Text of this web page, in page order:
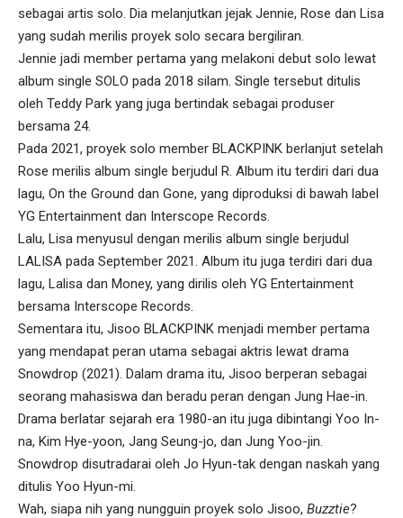
sebagai artis solo. Dia melanjutkan jejak Jennie, Rose dan Lisa
yang sudah merilis proyek solo secara bergiliran.
Jennie jadi member pertama yang melakoni debut solo lewat
album single SOLO pada 2018 silam. Single tersebut ditulis
oleh Teddy Park yang juga bertindak sebagai produser
bersama 24.
Pada 2021, proyek solo member BLACKPINK berlanjut setelah
Rose merilis album single berjudul R. Album itu terdiri dari dua
lagu, On the Ground dan Gone, yang diproduksi di bawah label
YG Entertainment dan Interscope Records.
Lalu, Lisa menyusul dengan merilis album single berjudul
LALISA pada September 2021. Album itu juga terdiri dari dua
lagu, Lalisa dan Money, yang dirilis oleh YG Entertainment
bersama Interscope Records.
Sementara itu, Jisoo BLACKPINK menjadi member pertama
yang mendapat peran utama sebagai aktris lewat drama
Snowdrop (2021). Dalam drama itu, Jisoo berperan sebagai
seorang mahasiswa dan beradu peran dengan Jung Hae-in.
Drama berlatar sejarah era 1980-an itu juga dibintangi Yoo In-
na, Kim Hye-yoon, Jang Seung-jo, dan Jung Yoo-jin.
Snowdrop disutradarai oleh Jo Hyun-tak dengan naskah yang
ditulis Yoo Hyun-mi.
Wah, siapa nih yang nungguin proyek solo Jisoo, Buzztie?